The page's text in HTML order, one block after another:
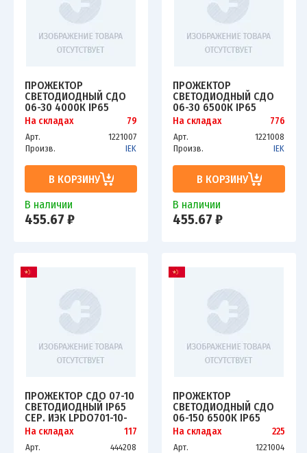
ПРОЖЕКТОР
СВЕТОДИОДНЫЙ СДО
06-30 4000К IP65
ЧЕРН. ИЭК LPDO601-30-
40-K02
На складах 79
Арт.
1221007
Произв.
IEK
В КОРЗИНУ
В наличии
455.67 ₽
ПРОЖЕКТОР
СВЕТОДИОДНЫЙ СДО
06-30 6500К IP65
ЧЕРН. ИЭК LPDO601-30-
На складах 776
Арт.
1221008
Произв.
IEK
В КОРЗИНУ
В наличии
455.67 ₽
ПРОЖЕКТОР СДО 07-10
СВЕТОДИОДНЫЙ IP65
СЕР. ИЭК LPDO701-10-
K03
На складах 117
Арт.
444208
ПРОЖЕКТОР
СВЕТОДИОДНЫЙ СДО
06-150 6500К IP65
ЧЕРН. ИЭК LPDO601-
150-65-K02
На складах 225
Арт.
1221004